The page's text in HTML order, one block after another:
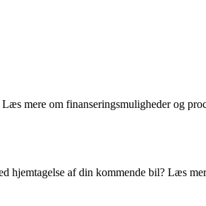
mere om finanseringsmuligheder og
hjemtagelse af din kommende bil? Læs